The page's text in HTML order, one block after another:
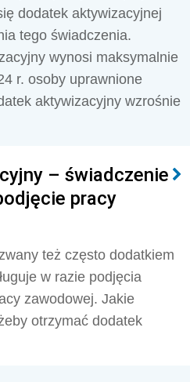
dodatek aktywizacyjnej
tego świadczenia.
wynosi maksymalnie
r. osoby uprawnione
aktywizacyjny wzrośnie
– świadczenie
pracy
też często dodatkiem
w razie podjęcia
zawodowej. Jakie
otrzymać dodatek